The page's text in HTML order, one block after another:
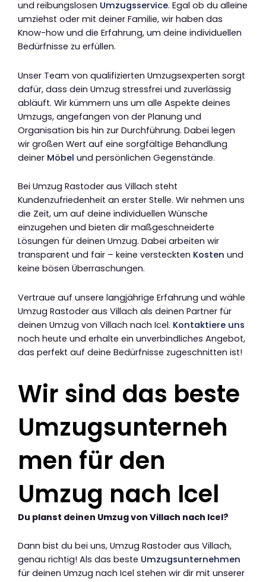
und reibungslosen Umzugsservice. Egal ob du alleine
umziehst oder mit deiner Familie, wir haben das
Know-how und die Erfahrung, um deine individuellen
Bedürfnisse zu erfüllen.
Unser Team von qualifizierten Umzugsexperten sorgt
dafür, dass dein Umzug stressfrei und zuverlässig
abläuft. Wir kümmern uns um alle Aspekte deines
Umzugs, angefangen von der Planung und
Organisation bis hin zur Durchführung. Dabei legen
wir großen Wert auf eine sorgfältige Behandlung
deiner Möbel und persönlichen Gegenstände.
Bei Umzug Rastoder aus Villach steht
Kundenzufriedenheit an erster Stelle. Wir nehmen uns
die Zeit, um auf deine individuellen Wünsche
einzugehen und bieten dir maßgeschneiderte
Lösungen für deinen Umzug. Dabei arbeiten wir
transparent und fair – keine versteckten Kosten und
keine bösen Überraschungen.
Vertraue auf unsere langjährige Erfahrung und wähle
Umzug Rastoder aus Villach als deinen Partner für
deinen Umzug von Villach nach Icel. Kontaktiere uns
noch heute und erhalte ein unverbindliches Angebot,
das perfekt auf deine Bedürfnisse zugeschnitten ist!
Wir sind das beste
Umzugsunterneh
men für den
Umzug nach Icel
Du planst deinen Umzug von Villach nach Icel?
Dann bist du bei uns, Umzug Rastoder aus Villach,
genau richtig! Als das beste Umzugsunternehmen
für deinen Umzug nach Icel stehen wir dir mit unserer